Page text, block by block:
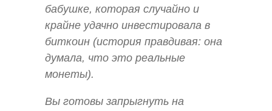
бабушке, которая случайно и
крайне удачно инвестировала в
биткоин (история правдивая: она
думала, что это реальные
монеты).
Вы готовы запрыгнуть на